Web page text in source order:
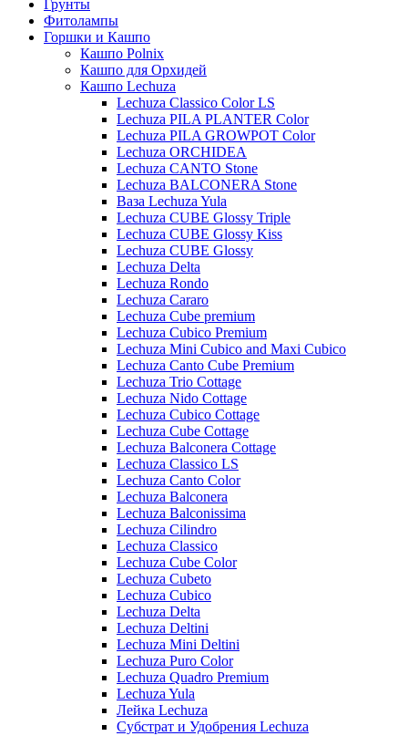
Грунты
Фитолампы
Горшки и Кашпо
Кашпо Polnix
Кашпо для Орхидей
Кашпо Lechuza
Lechuza Classico Color LS
Lechuza PILA PLANTER Color
Lechuza PILA GROWPOT Color
Lechuza ORCHIDEA
Lechuza CANTO Stone
Lechuza BALCONERA Stone
Ваза Lechuza Yula
Lechuza CUBE Glossy Triple
Lechuza CUBE Glossy Kiss
Lechuza CUBE Glossy
Lechuza Delta
Lechuza Rondo
Lechuza Cararo
Lechuza Cube premium
Lechuza Cubico Premium
Lechuza Mini Cubico and Maxi Cubico
Lechuza Canto Cube Premium
Lechuza Trio Cottage
Lechuza Nido Cottage
Lechuza Cubico Cottage
Lechuza Cube Cottage
Lechuza Balconera Cottage
Lechuza Classico LS
Lechuza Canto Color
Lechuza Balconera
Lechuza Balconissima
Lechuza Cilindro
Lechuza Classico
Lechuza Cube Color
Lechuza Cubeto
Lechuza Cubico
Lechuza Delta
Lechuza Deltini
Lechuza Mini Deltini
Lechuza Puro Color
Lechuza Quadro Premium
Lechuza Yula
Лейка Lechuza
Субстрат и Удобрения Lechuza